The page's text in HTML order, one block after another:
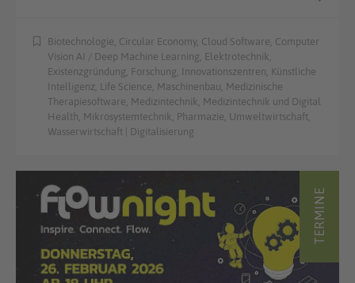
Biotechnologie, Circular Economy, Cloud Software, Computer
Vision AI / Deep Machine Learning, Elektrotechnik,
Existenzgründung, Forschung, Innovationszentren, Künstliche
Intelligenz, Life Science, Maschinenbau, Medizinische
Therapiesoftware, Medizintechnik, Medizintechnik und Digital
Health, Mikrosystemtechnik, Pharmazie, Umweltwirtschaft,
Wasserwirtschaft | Digitalisierung
TERMINE